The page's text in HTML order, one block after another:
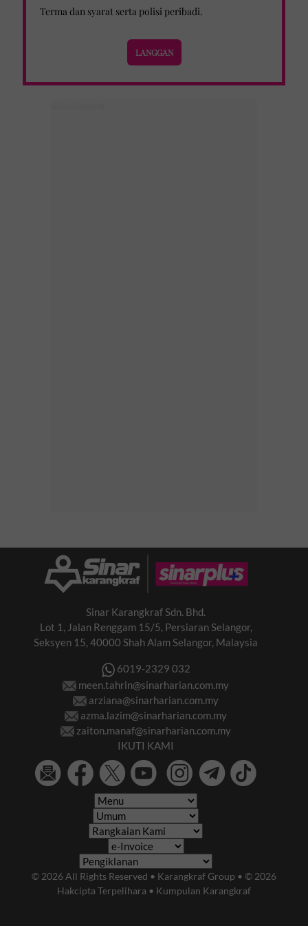
Terma dan syarat serta polisi peribadi.
Sinar Karangkraf Sdn. Bhd.
Lot 1, Jalan Renggam 15/5, Persiaran Selangor,
Seksyen 15, 40000 Shah Alam Selangor, Malaysia
6019-2329 032
meen.tahrin@sinarharian.com.my
arziana@sinarharian.com.my
azma.lazim@sinarharian.com.my
zaiton.manaf@sinarharian.com.my
IKUTI KAMI
© 2026 All Rights Reserved • Karangkraf Group • © 2026
Hakcipta Terpelihara • Kumpulan Karangkraf